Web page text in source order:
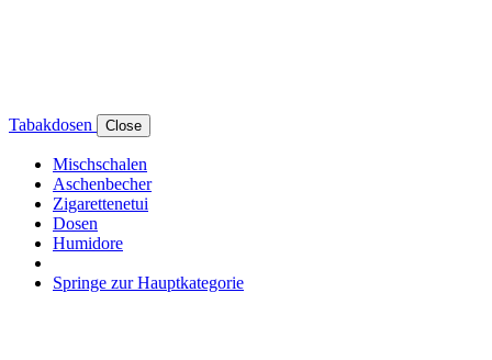
Tabakdosen Close
Mischschalen
Aschenbecher
Zigarettenetui
Dosen
Humidore
Springe zur Hauptkategorie